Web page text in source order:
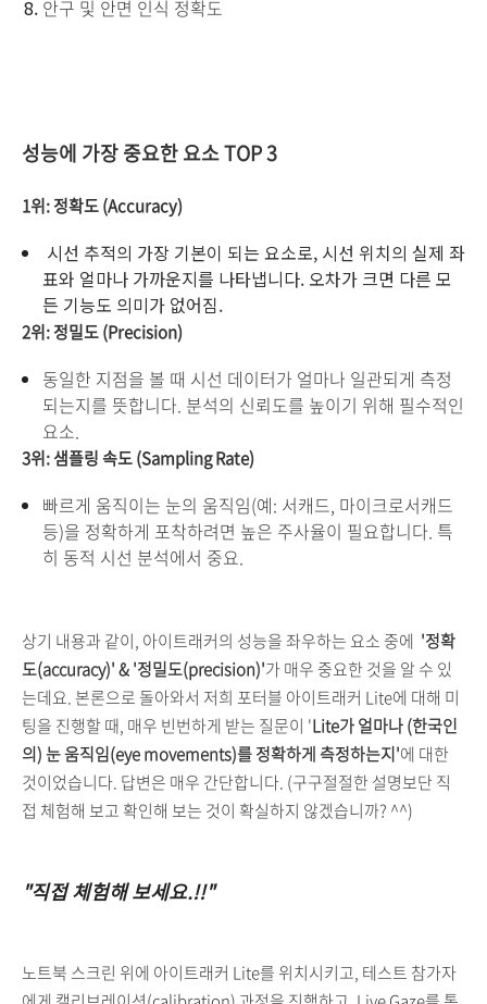
안구 및 안면 인식 정확도
성능에 가장 중요한 요소 TOP 3
1위: 정확도 (Accuracy)
시선 추적의 가장 기본이 되는 요소로, 시선 위치의 실제 좌
표와 얼마나 가까운지를 나타냅니다. 오차가 크면 다른 모
든 기능도 의미가 없어짐.
2위: 정밀도 (Precision)
동일한 지점을 볼 때 시선 데이터가 얼마나 일관되게 측정
되는지를 뜻합니다. 분석의 신뢰도를 높이기 위해 필수적인
요소.
3위: 샘플링 속도 (Sampling Rate)
빠르게 움직이는 눈의 움직임(예: 서캐드, 마이크로서캐드
등)을 정확하게 포착하려면 높은 주사율이 필요합니다. 특
히 동적 시선 분석에서 중요.
상기 내용과 같이, 아이트래커의 성능을 좌우하는 요소 중에 '정확
도(accuracy)' & '정밀도(precision)'가 매우 중요한 것을 알 수 있
는데요. 본론으로 돌아와서 저희 포터블 아이트래커 Lite에 대해 미
팅을 진행할 때, 매우 빈번하게 받는 질문이 'Lite가 얼마나 (한국인
의) 눈 움직임(eye movements)를 정확하게 측정하는지'에 대한
것이었습니다. 답변은 매우 간단합니다. (구구절절한 설명보단 직
접 체험해 보고 확인해 보는 것이 확실하지 않겠습니까? ^^)
"직접 체험해 보세요.!!"
노트북 스크린 위에 아이트래커 Lite를 위치시키고, 테스트 참가자